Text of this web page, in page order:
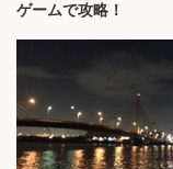
ゲームで攻略！